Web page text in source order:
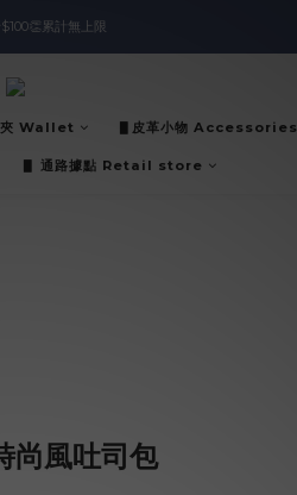
購物金🙌
累計無上限
購物金🙌
夾 Wallet ▋皮革小物 Accessories
▋ 通路據點 Retail store
尚風吐司包